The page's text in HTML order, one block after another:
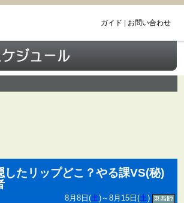
ガイド お問い合わせ
たリップどこ？やる課VS(秘)
8月8日(土)～8月15日(土)